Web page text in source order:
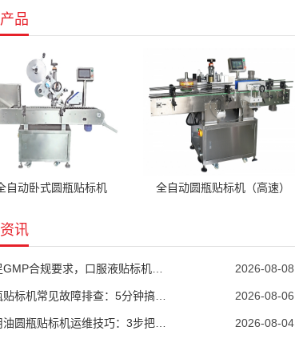
品
自动卧式圆瓶贴标机 全自动圆瓶贴标机（高速）
讯
2026-08-08
2026-08-06
2026-08-04